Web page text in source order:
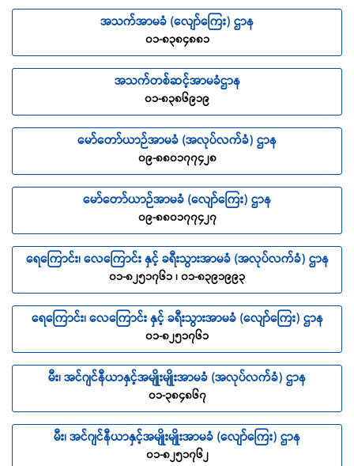
အသက်အာမခံ (လျော်ကြေး) ဌာန
၀၁-၈၃၈၄၈၈၁
အသက်တစ်ဆင့်အာမခံဌာန
၀၁-၈၃၈၆၉၁၉
မော်တော်ယာဉ်အာမခံ (အလုပ်လက်ခံ) ဌာန
၀၉-၈၈၀၁၇၇၄၂၈
မော်တော်ယာဉ်အာမခံ (လျော်ကြေး) ဌာန
၀၉-၈၈၀၁၇၇၄၂၇
ရေကြောင်း၊ လေကြောင်း နှင့် ခရီးသွားအာမခံ (အလုပ်လက်ခံ) ဌာန
၀၁-၈၂၅၁၇၆၁ ၊ ၀၁-၈၃၉၁၉၉၃
ရေကြောင်း၊ လေကြောင်း နှင့် ခရီးသွားအာမခံ (လျော်ကြေး) ဌာန
၀၁-၈၂၅၁၇၆၁
မီး၊ အင်ဂျင်နီယာနှင့်အမျိုးမျိုးအာမခံ (အလုပ်လက်ခံ) ဌာန
၀၁-၃၈၄၈၆၇
မီး၊ အင်ဂျင်နီယာနှင့်အမျိုးမျိုးအာမခံ (လျော်ကြေး) ဌာန
၀၁-၈၂၅၁၇၆၂